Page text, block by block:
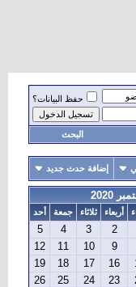
حفظ البيانات؟
البحث
إضافة حدث جديد
2020
أربعاء ثلاثاء جمعة
أحد
2
3
4
5
9
10
11
12
16
17
18
19
23
24
25
26